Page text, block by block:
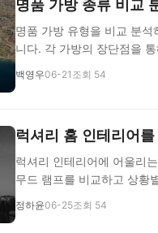
명품 가방 종류 비교
명품 가방 유형을 비교 분
니다. 각 가방의 장단점을
백영우06-21 조회 54
럭셔리 홈 인테리어
럭셔리 인테리어에 어울리
무드 램프를 비교하고 상황
정하윤06-25조회 54